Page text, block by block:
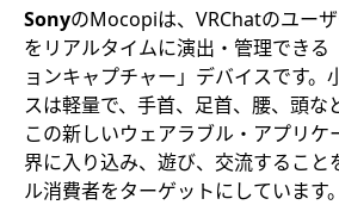
SonyのMocopiは、VRChatのユー
をリアルタイムに演出・管理できる
ョンキャプチャー」デバイスです。
スは軽量で、手首、足首、腰、頭な
この新しいウェアラブル・アプリケ
界に入り込み、遊び、交流すること
ル消費者をターゲットにしています。